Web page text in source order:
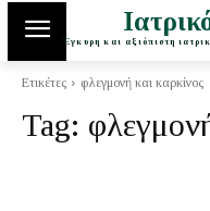
Έγκυρη και αξιόπιστη
Ετικέτες φλεγμονή και καρκίνος
Tag: